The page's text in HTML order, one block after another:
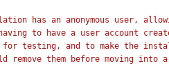
has an anonymous user,
to have a user account
for testing, and to make the
remove them before moving into a